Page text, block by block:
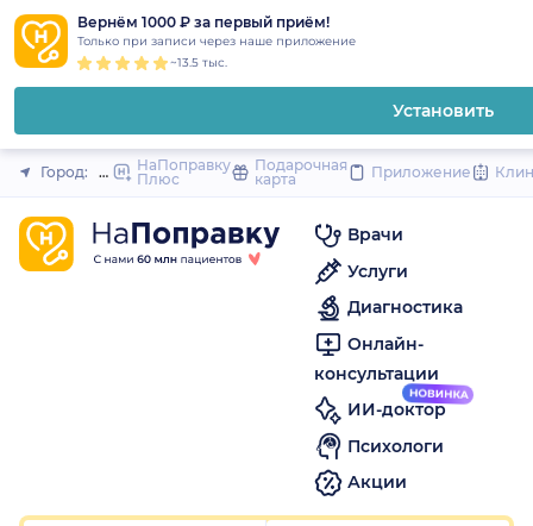
Вернём 1000 ₽ за первый приём!
Только при записи через наше приложение
~13.5 тыс.
Установить
Закрыть
Город: МоскваНаПоправку
Плюс
Подарочная
карта
Приложение
Врачи
Услуги
Диагностика
Онлайн-
консультации
ИИ-доктор
Психологи
Акции